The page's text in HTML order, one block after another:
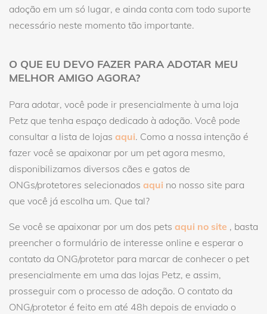
adoção em um só lugar, e ainda conta com todo suporte
necessário neste momento tão importante.
O QUE EU DEVO FAZER PARA ADOTAR MEU
MELHOR AMIGO AGORA?
Para adotar, você pode ir presencialmente à uma loja
Petz que tenha espaço dedicado à adoção. Você pode
consultar a lista de lojas aqui. Como a nossa intenção é
fazer você se apaixonar por um pet agora mesmo,
disponibilizamos diversos cães e gatos de
ONGs/protetores selecionados aqui no nosso site para
que você já escolha um. Que tal?
Se você se apaixonar por um dos pets aqui no site , basta
preencher o formulário de interesse online e esperar o
contato da ONG/protetor para marcar de conhecer o pet
presencialmente em uma das lojas Petz, e assim,
prosseguir com o processo de adoção. O contato da
ONG/protetor é feito em até 48h depois de enviado o